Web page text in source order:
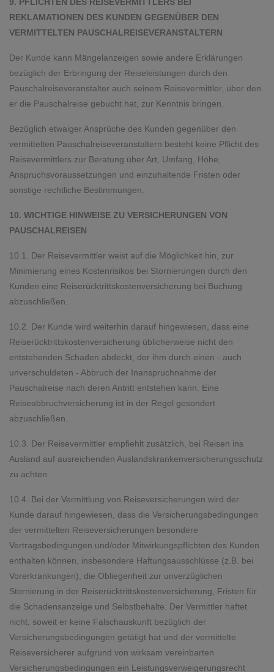
REKLAMATIONEN DES KUNDEN GEGENÜBER DEN
VERMITTELTEN PAUSCHALREISEVERANSTALTERN
Der Kunde kann Mängelanzeigen sowie andere Erklärungen
bezüglich der Erbringung der Reiseleistungen durch den
Pauschalreiseveranstalter auch seinem Reisevermittler, über den
er die Pauschalreise gebucht hat, zur Kenntnis bringen.
Bezüglich etwaiger Ansprüche des Kunden gegenüber den
vermittelten Pauschalreiseveranstaltern besteht keine Pflicht des
Reisevermittlers zur Beratung über Art, Umfang, Höhe,
Anspruchsvoraussetzungen und einzuhaltende Fristen oder
sonstige rechtliche Bestimmungen.
10. WICHTIGE HINWEISE ZU VERSICHERUNGEN VON
PAUSCHALREISEN
10.1. Der Reisevermittler weist auf die Möglichkeit hin, zur
Minimierung eines Kostenrisikos bei Stornierungen durch den
Kunden eine Reiserücktrittskostenversicherung bei Buchung
abzuschließen.
10.2. Der Kunde wird weiterhin darauf hingewiesen, dass eine
Reiserücktrittskostenversicherung üblicherweise nicht den
entstehenden Schaden abdeckt, der ihm durch einen - auch
unverschuldeten - Abbruch der Inanspruchnahme der
Pauschalreise nach deren Antritt entstehen kann. Eine
Reiseabbruchversicherung ist in der Regel gesondert
abzuschließen.
10.3. Der Reisevermittler empfiehlt zusätzlich, bei Reisen ins
Ausland auf ausreichenden Auslandskrankenversicherungsschutz
zu achten.
10.4. Bei der Vermittlung von Reiseversicherungen wird der
Kunde darauf hingewiesen, dass die Versicherungsbedingungen
der vermittelten Reiseversicherungen besondere
Vertragsbedingungen und/oder Mitwirkungspflichten des Kunden
enthalten können, insbesondere Haftungsausschlüsse (z.B. bei
Vorerkrankungen), die Obliegenheit zur unverzüglichen
Stornierung in der Reiserücktrittskostenversicherung, Fristen für
die Schadensanzeige und Selbstbehalte. Der Vermittler haftet
nicht, soweit er keine Falschauskunft bezüglich der
Versicherungsbedingungen getätigt hat und der vermittelte
Reiseversicherer aufgrund von wirksam vereinbarten
Versicherungsbedingungen ein Leistungsverweigerungsrecht